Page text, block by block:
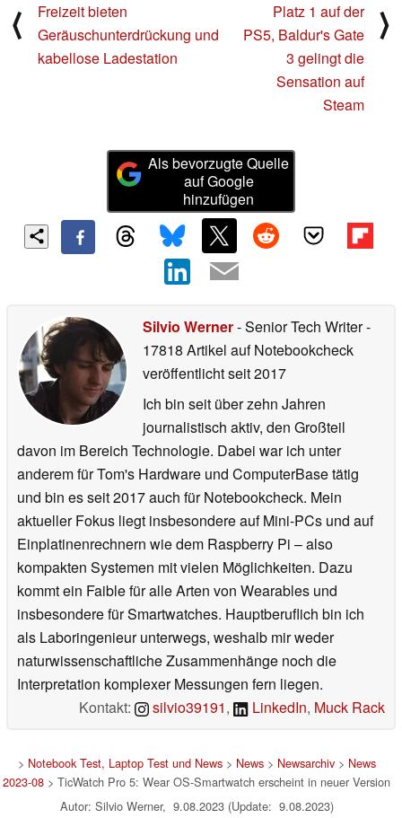
⟨
Freizeit bieten
Geräuschunterdrückung und
kabellose Ladestation
Platz 1 auf der
PS5, Baldur's Gate
3 gelingt die
Sensation auf
Steam
⟩
Als bevorzugte Quelle
auf Google
hinzufügen
Silvio Werner- Senior Tech Writer-
17818 Artikel auf Notebookcheck
veröffentlichtseit 2017
Ich bin seit über zehn Jahren
journalistisch aktiv, den Großteil
davon im Bereich Technologie. Dabei war ich unter
anderem für Tom's Hardware und ComputerBase tätig
und bin es seit 2017 auch für Notebookcheck. Mein
aktueller Fokus liegt insbesondere auf Mini-PCs und auf
Einplatinenrechnern wie dem Raspberry Pi – also
kompakten Systemen mit vielen Möglichkeiten. Dazu
kommt ein Faible für alle Arten von Wearables und
insbesondere für Smartwatches. Hauptberuflich bin ich
als Laboringenieur unterwegs, weshalb mir weder
naturwissenschaftliche Zusammenhänge noch die
Interpretation komplexer Messungen fern liegen.
Kontakt:
silvio39191, LinkedIn, Muck Rack
> Notebook Test, Laptop Test und News> News> Newsarchiv> News
2023-08 > TicWatch Pro 5: Wear OS-Smartwatch erscheint in neuer Version
Autor: Silvio Werner, 9.08.2023 (Update: 9.08.2023)